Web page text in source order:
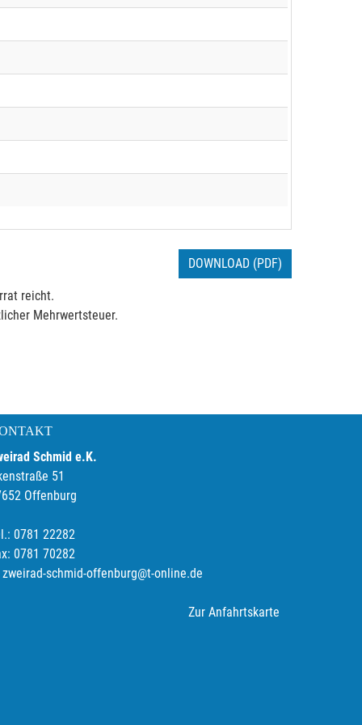
DOWNLOAD (PDF)
reicht.
Mehrwertsteuer.
Schmid e.K.
51
Offenburg
0781 22282
0781 70282
zweirad-schmid-offenburg@t-online.de
Zur Anfahrtskarte